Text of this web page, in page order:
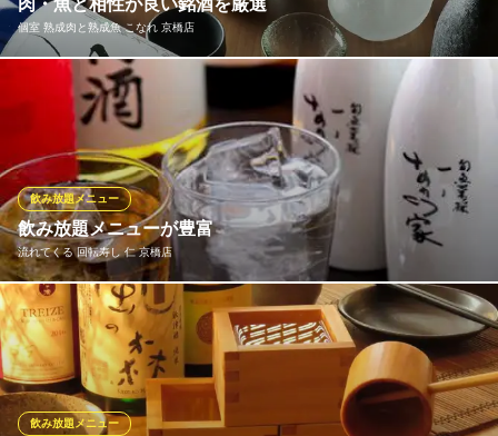
炭焼Parks なないろ
福岡地鶏と厳選創作料理
ＪＲ京橋駅 徒歩5分
大阪府大阪市都島区東野田町1-21-14
肉・魚と相性が良い銘酒を厳選
個室 熟成肉と熟成魚 こなれ 京橋店
王道の『獺祭』や『久保田 千寿』などを始め、三重県の『作 穂乃
智』、広島県の『 雨後の月』など地酒ブームを牽引する香り高い
銘酒もお楽しみいただけます。熟成魚の旨みを引き立てる“キリ
ッ”と淡麗な辛口日本酒から、濃厚な肉の味わいと抜群の相性を誇
る芳醇な甘口日本酒まで多彩な味わいが魅力です。
個室 熟成肉と熟成魚 こなれ 京橋店
全席個室/京橋で宴会
ＪＲ京橋駅 徒歩2分
大阪府大阪市都島区東野田町3-2-9 シャンパンビル2F
飲み放題メニューが豊富
流れてくる 回転寿し 仁 京橋店
飲み放題メニュー
【飲み放題メニュー】ドリンクメニューは約48種、定番のビール
は勿論、サワーやカクテル、お酒好きな人にはたまらない焼酎や
日本酒など各種多数ご堪能頂けます。(写真はイメージです) ★ア
ラカルトご利用のお客様も飲み放題単品のご注文が可能です。2H
飲み放題1500円（税別）
飲み放題メニュー